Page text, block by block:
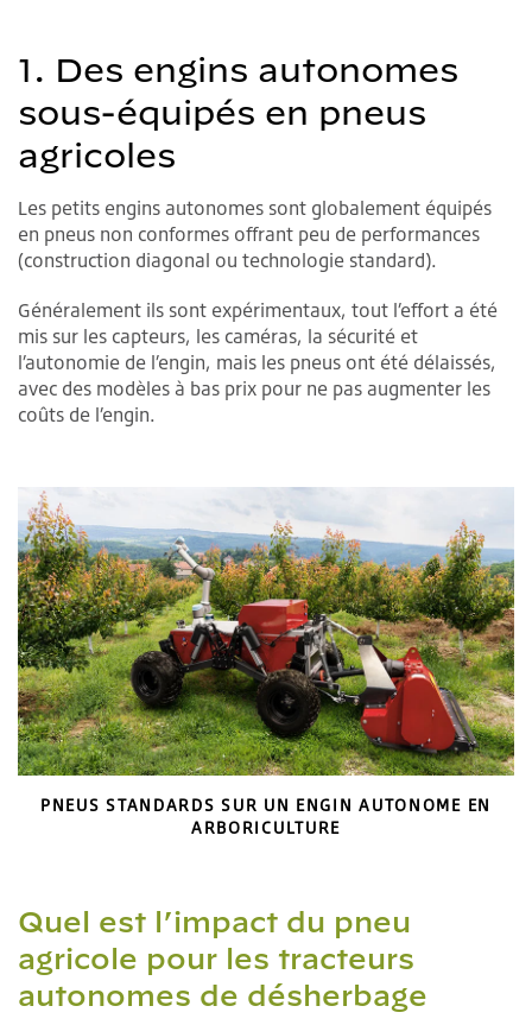
1. Des engins autonomes
sous-équipés en pneus
agricoles
Les petits engins autonomes sont globalement équipés
en pneus non conformes offrant peu de performances
(construction diagonal ou technologie standard).
Généralement ils sont expérimentaux, tout l’effort a été
mis sur les capteurs, les caméras, la sécurité et
l’autonomie de l’engin, mais les pneus ont été délaissés,
avec des modèles à bas prix pour ne pas augmenter les
coûts de l’engin.
PNEUS STANDARDS SUR UN ENGIN AUTONOME EN
ARBORICULTURE
Quel est l’impact du pneu
agricole pour les tracteurs
autonomes de désherbage